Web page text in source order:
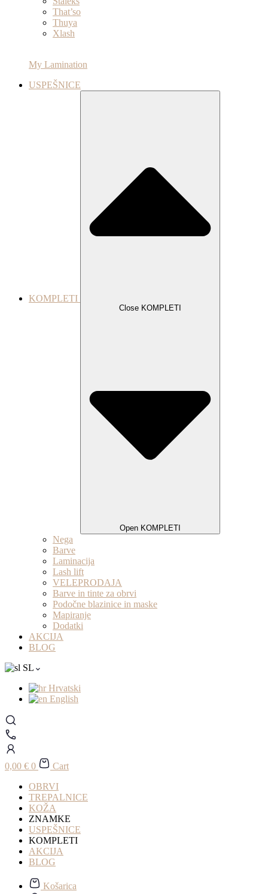
That’so
Thuya
Xlash
My Lamination
USPEŠNICE
KOMPLETI
Close KOMPLETI
Open KOMPLETI
Nega
Barve
Laminacija
Lash lift
VELEPRODAJA
Barve in tinte za obrvi
Podočne blazinice in maske
Mapiranje
Dodatki
AKCIJA
BLOG
SL
Hrvatski
English
0,00 € 0
Cart
OBRVI
TREPALNICE
KOŽA
ZNAMKE
USPEŠNICE
KOMPLETI
AKCIJA
BLOG
Košarica